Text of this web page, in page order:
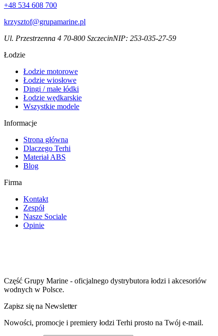
+48 534 608 700
krzysztof@grupamarine.pl
Ul. Przestrzenna 4 70-800 SzczecinNIP: 253-035-27-59
Łodzie
Łodzie motorowe
Łodzie wiosłowe
Dingi / małe łódki
Łodzie wędkarskie
Wszystkie modele
Informacje
Strona główna
Dlaczego Terhi
Materiał ABS
Blog
Firma
Kontakt
Zespół
Nasze Sociale
Opinie
Część Grupy Marine - oficjalnego dystrybutora łodzi i akcesoriów
wodnych w Polsce.
Zapisz się na Newsletter
Nowości, promocje i premiery łodzi Terhi prosto na Twój e-mail.